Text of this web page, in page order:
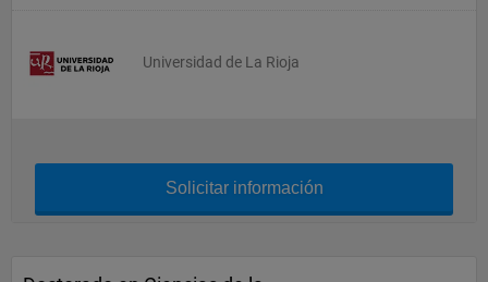
Universidad de La Rioja
Solicitar información